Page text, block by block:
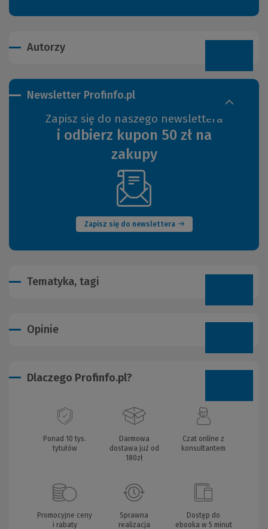
Autorzy
Newsletter Profinfo.pl
Zapisz się do naszego newslettera
i odbierz kupon 50 zł na
zakupy
Zapisz się do newslettera
(Nowe
okno)
Tematyka, tagi
Opinie
Dlaczego Profinfo.pl?
Ponad 10 tys.
tytułów
Darmowa
dostawa już od
180zł
Czat online z
konsultantem
Promocyjne ceny
i rabaty
Sprawna
realizacja
Dostęp do
ebooka w 5 minut